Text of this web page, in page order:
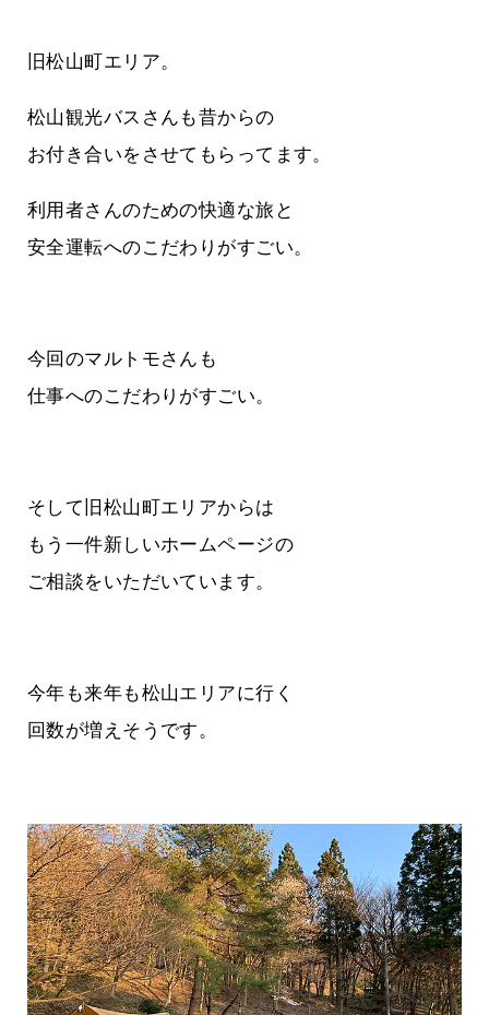
旧松山町エリア。
松山観光バスさんも昔からの
お付き合いをさせてもらってます。
利用者さんのための快適な旅と
安全運転へのこだわりがすごい。
今回のマルトモさんも
仕事へのこだわりがすごい。
そして旧松山町エリアからは
もう一件新しいホームページの
ご相談をいただいています。
今年も来年も松山エリアに行く
回数が増えそうです。